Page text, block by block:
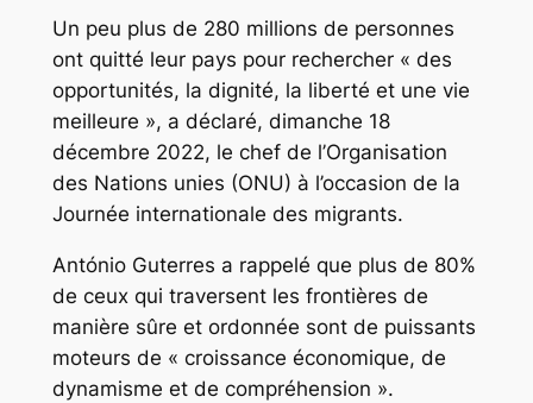
Un peu plus de 280 millions de personnes
ont quitté leur pays pour rechercher « des
opportunités, la dignité, la liberté et une vie
meilleure », a déclaré, dimanche 18
décembre 2022, le chef de l’Organisation
des Nations unies (ONU) à l’occasion de la
Journée internationale des migrants.
António Guterres a rappelé que plus de 80%
de ceux qui traversent les frontières de
manière sûre et ordonnée sont de puissants
moteurs de « croissance économique, de
dynamisme et de compréhension ».